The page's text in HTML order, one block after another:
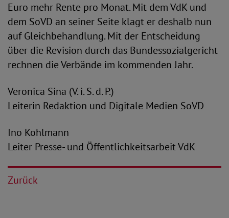
Euro mehr Rente pro Monat. Mit dem VdK und
dem SoVD an seiner Seite klagt er deshalb nun
auf Gleichbehandlung. Mit der Entscheidung
über die Revision durch das Bundessozialgericht
rechnen die Verbände im kommenden Jahr.
Veronica Sina (V. i. S. d. P.)
Leiterin Redaktion und Digitale Medien SoVD
Ino Kohlmann
Leiter Presse- und Öffentlichkeitsarbeit VdK
Zurück